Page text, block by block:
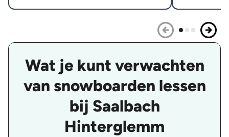
Wat je kunt verwachten
van snowboarden lessen
bij Saalbach
Hinterglemm